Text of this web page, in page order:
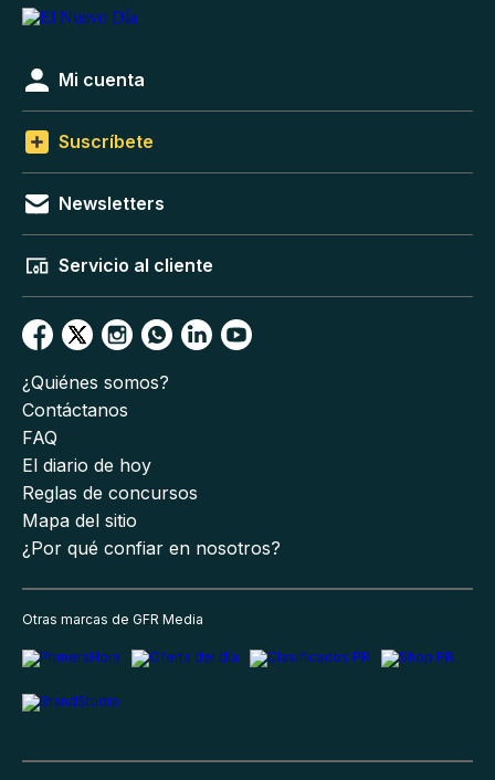
Mi cuenta
Suscríbete
Newsletters
Servicio al cliente
¿Quiénes somos?
Contáctanos
FAQ
El diario de hoy
Reglas de concursos
Mapa del sitio
¿Por qué confiar en nosotros?
Otras marcas de GFR Media